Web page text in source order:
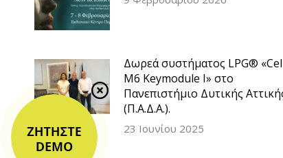
Δωρεά συστήματος LPG®
M6 Keymodule I» στο
Πανεπιστήμιο Δυτικής
(Π.Α.Δ.Α.).
23 Ιουνίου 2025